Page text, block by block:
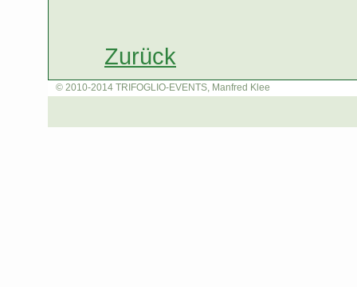
Zurück
© 2010-2014 TRIFOGLIO-EVENTS, Manfred Klee